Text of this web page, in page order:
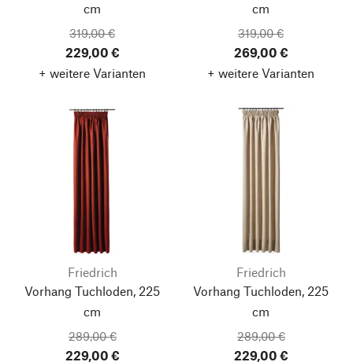
cm
319,00 €
229,00 €
+ weitere Varianten
cm
319,00 €
269,00 €
+ weitere Varianten
Friedrich
Vorhang Tuchloden, 225
cm
289,00 €
229,00 €
Friedrich
Vorhang Tuchloden, 225
cm
289,00 €
229,00 €